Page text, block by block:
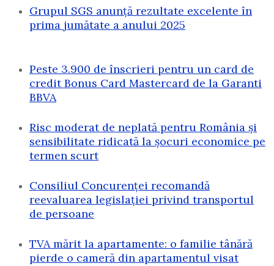
Grupul SGS anunță rezultate excelente în
prima jumătate a anului 2025
Peste 3.900 de înscrieri pentru un card de
credit Bonus Card Mastercard de la Garanti
BBVA
Risc moderat de neplată pentru România și
sensibilitate ridicată la șocuri economice pe
termen scurt
Consiliul Concurenței recomandă
reevaluarea legislației privind transportul
de persoane
TVA mărit la apartamente: o familie tânără
pierde o cameră din apartamentul visat